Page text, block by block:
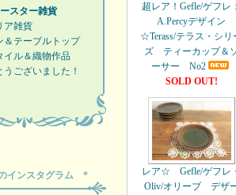
スター雑貨
雑貨
テーブルトップ
ル＆織物作品
ございました！
インスタグラム *
超レア！Gefle/ゲフレ
A.Percyデザイン
☆Terass/テラス・シリ
ズ ティーカップ＆
ーサー No2
SOLD OUT!
レア☆ Gefle/ゲフレ
Oliv/オリーブ デザ